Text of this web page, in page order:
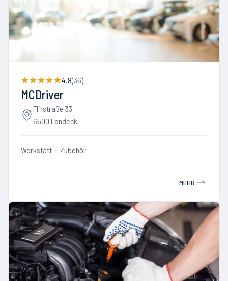
4.8(36)
MCDriver
Flirstraße 33
6500 Landeck
Werkstatt Zubehör
MEHR